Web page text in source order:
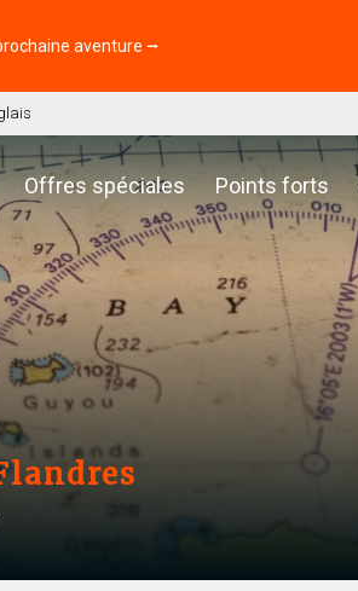
aventure ⭢
Offres spéciales Points forts